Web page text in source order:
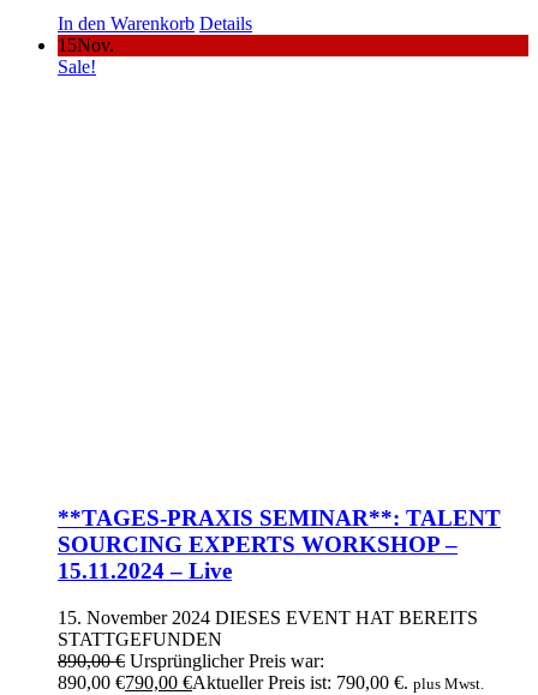
In den Warenkorb Details
15Nov.
Sale!
**TAGES-PRAXIS SEMINAR**: TALENT
SOURCING EXPERTS WORKSHOP –
15.11.2024 – Live
15. November 2024 DIESES EVENT HAT BEREITS
STATTGEFUNDEN
890,00€ Ursprünglicher Preis war:
890,00 €790,00 €Aktueller Preis ist: 790,00 €. plus Mwst.